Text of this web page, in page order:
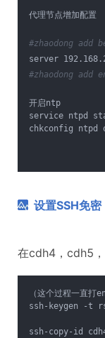
代理节点增加配置
#zhaodong add
server
#zhaodong add
开启ntp
service ntpd
chkconfig ntpd
设置SSH免密
在cdh4，cdh5
（这个过程一直打
ssh-keygen -t
ssh-copy-id